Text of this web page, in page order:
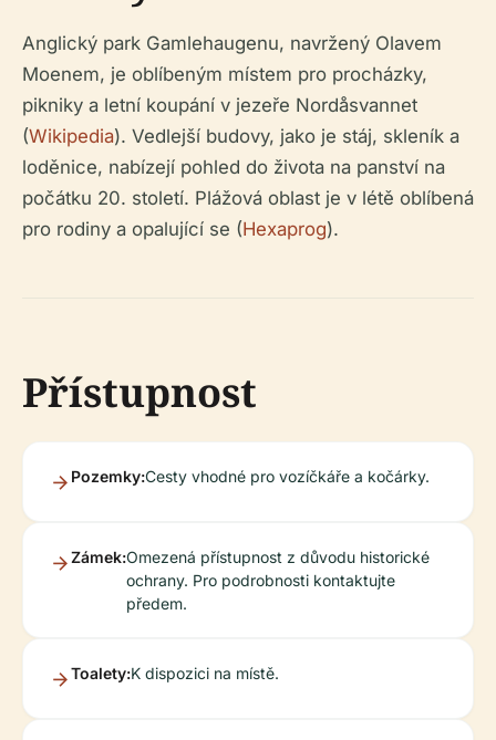
Anglický park Gamlehaugenu, navržený Olavem
Moenem, je oblíbeným místem pro procházky,
pikniky a letní koupání v jezeře Nordåsvannet
(Wikipedia). Vedlejší budovy, jako je stáj, skleník a
loděnice, nabízejí pohled do života na panství na
počátku 20. století. Plážová oblast je v létě oblíbená
pro rodiny a opalující se (Hexaprog).
Přístupnost
Pozemky:Cesty vhodné pro vozíčkáře a kočárky.
Zámek:Omezená přístupnost z důvodu historické
ochrany. Pro podrobnosti kontaktujte
předem.
Toalety:K dispozici na místě.